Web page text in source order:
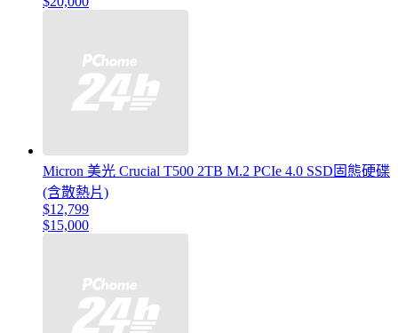
Micron 美光 Crucial T500 2TB M.2 PCIe 4.0 SSD固態硬碟
(含散熱片)
$12,799
$15,000